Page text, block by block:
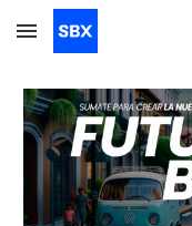
Skip to main content